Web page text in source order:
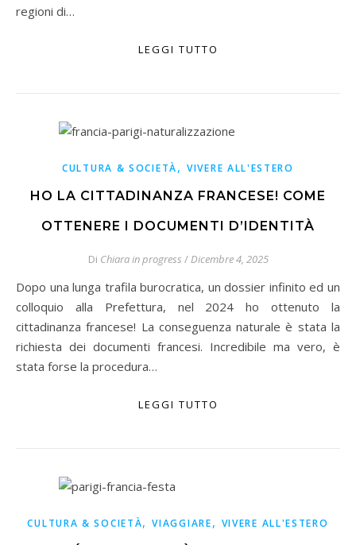
regioni di…
LEGGI TUTTO
CULTURA & SOCIETÀ, VIVERE ALL'ESTERO
HO LA CITTADINANZA FRANCESE! COME
OTTENERE I DOCUMENTI D’IDENTITÀ
Di Chiara in progress /Dicembre 4, 2025
Dopo una lunga trafila burocratica, un dossier infinito ed un
colloquio alla Prefettura, nel 2024 ho ottenuto la
cittadinanza francese! La conseguenza naturale è stata la
richiesta dei documenti francesi. Incredibile ma vero, è
stata forse la procedura…
LEGGI TUTTO
CULTURA & SOCIETÀ,VIAGGIARE, VIVERE ALL'ESTERO